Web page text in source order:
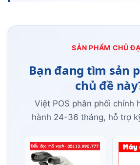
SẢN PHẨM CHỦ
Bạn đang tìm sản
chủ đề
Việt POS phân phối chính
hành 24-36 tháng, hỗ trợ